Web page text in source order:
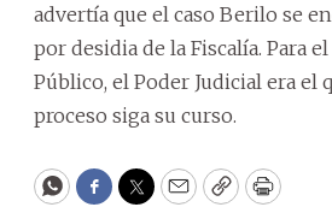
advertía que el caso Berilo se
por desidia de la Fiscalía. Para
Público, el Poder Judicial era el
proceso siga su curso.
WhatsApp
Facebook
Twitter
EmailCopyPrint